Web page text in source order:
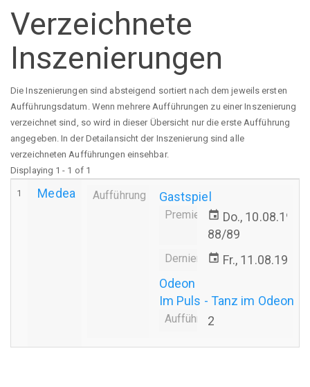
Verzeichnete
Inszenierungen
Die Inszenierungen sind absteigend sortiert nach dem jeweils ersten
Aufführungsdatum. Wenn mehrere Aufführungen zu einer Inszenierung
verzeichnet sind, so wird in dieser Übersicht nur die erste Aufführung
angegeben. In der Detailansicht der Inszenierung sind alle
verzeichneten Aufführungen einsehbar.
Displaying 1 - 1 of 1
1 Medea Aufführung Gastspiel
Premiereevent Do., 10.08.1989
88/89
Derniere event Fr., 11.08.1989
Odeon
Im Puls - Tanz im Odeon
Aufführungsanzahl
2